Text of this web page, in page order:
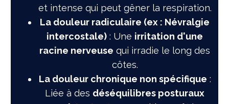
et intense qui peut gêner la respiration.
La douleur radiculaire (ex : Névralgie
intercostale) : Une irritation d'une
racine nerveuse qui irradie le long des
côtes.
La douleur chronique non spécifique :
Liée à des déséquilibres posturaux